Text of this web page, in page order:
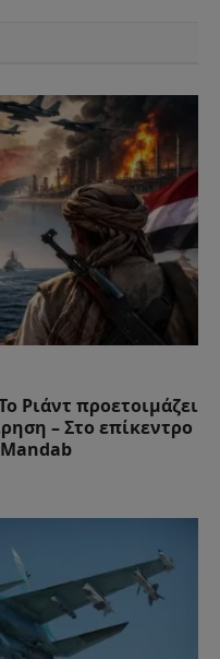
Ριάντ προετοιμάζει
– Στο επίκεντρο